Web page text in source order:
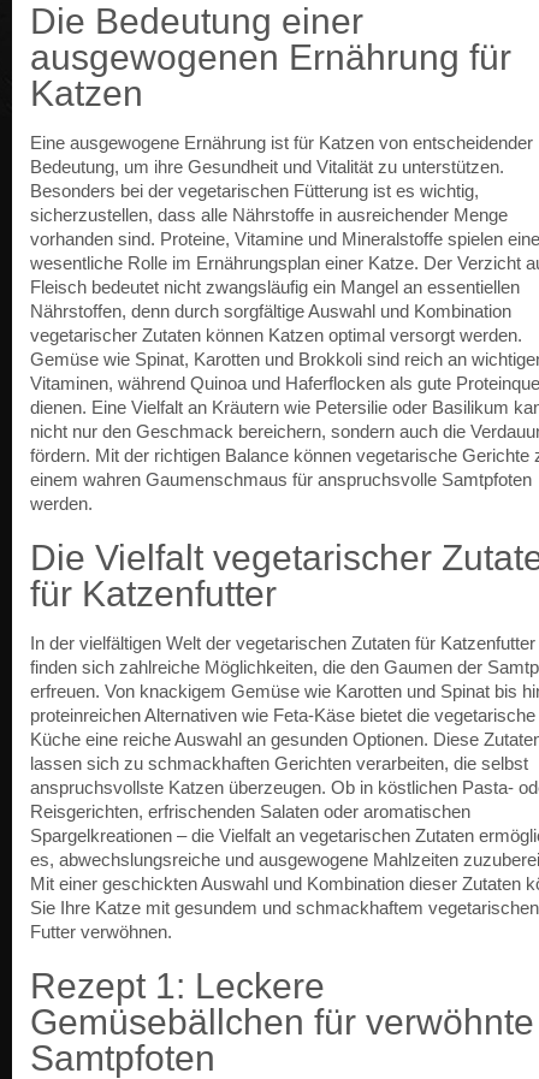
Die Bedeutung einer
ausgewogenen Ernährung für
Katzen
Eine ausgewogene Ernährung ist für Katzen von entscheidender
Bedeutung, um ihre Gesundheit und Vitalität zu unterstützen.
Besonders bei der vegetarischen Fütterung ist es wichtig,
sicherzustellen, dass alle Nährstoffe in ausreichender Menge
vorhanden sind. Proteine, Vitamine und Mineralstoffe spielen eine
wesentliche Rolle im Ernährungsplan einer Katze. Der Verzicht
Fleisch bedeutet nicht zwangsläufig ein Mangel an essentiellen
Nährstoffen, denn durch sorgfältige Auswahl und Kombination
vegetarischer Zutaten können Katzen optimal versorgt werden.
Gemüse wie Spinat, Karotten und Brokkoli sind reich an
Vitaminen, während Quinoa und Haferflocken als gute
dienen. Eine Vielfalt an Kräutern wie Petersilie oder Basilikum
nicht nur den Geschmack bereichern, sondern auch die
fördern. Mit der richtigen Balance können vegetarische Gerichte
einem wahren Gaumenschmaus für anspruchsvolle Samtpfoten
werden.
Die Vielfalt vegetarischer
für Katzenfutter
In der vielfältigen Welt der vegetarischen Zutaten für Katzenfutter
finden sich zahlreiche Möglichkeiten, die den Gaumen der
erfreuen. Von knackigem Gemüse wie Karotten und Spinat bis
proteinreichen Alternativen wie Feta-Käse bietet die vegetarische
Küche eine reiche Auswahl an gesunden Optionen. Diese
lassen sich zu schmackhaften Gerichten verarbeiten, die selbst
anspruchsvollste Katzen überzeugen. Ob in köstlichen Pasta-
Reisgerichten, erfrischenden Salaten oder aromatischen
Spargelkreationen – die Vielfalt an vegetarischen Zutaten
es, abwechslungsreiche und ausgewogene Mahlzeiten
Mit einer geschickten Auswahl und Kombination dieser Zutaten
Sie Ihre Katze mit gesundem und schmackhaftem vegetarischen
Futter verwöhnen.
Rezept 1: Leckere
Gemüsebällchen für verwöhnte
Samtpfoten